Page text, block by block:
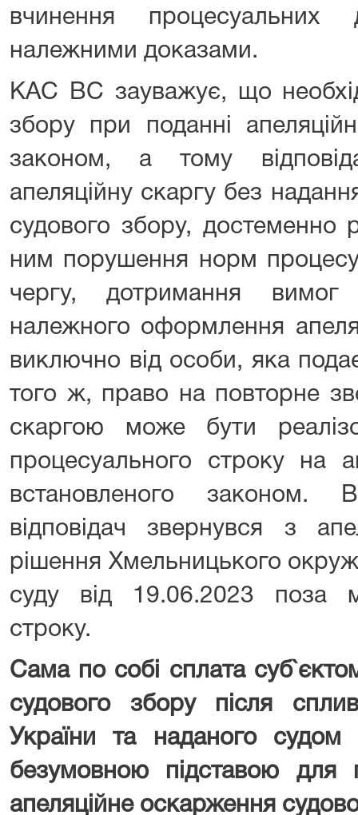
вчинення процесуальних
належними доказами.
КАС ВС зауважує, що
збору при поданні
законом, а тому
апеляційну скаргу без
судового збору, достеменно
ним порушення норм
чергу, дотримання
належного оформлення
виключно від особи, яка
того ж, право на повторне
скаргою може бути
процесуального строку на
встановленого
відповідач звернувся з
рішення Хмельницького
суду від 19.06.2023 поза
строку.
Сама по собі сплата
судового збору після
України та наданого
безумовною підставою для
апеляційне оскарження